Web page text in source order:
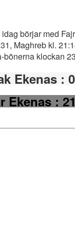
börjar med
Maghreb kl.
bönerna klockan
Ekenas :
Ekenas: